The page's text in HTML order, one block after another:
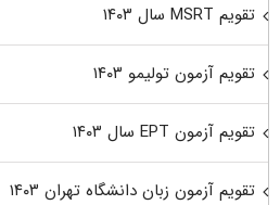
تقویم MSRT سال ۱۴۰۳
تقویم آزمون تولیمو ۱۴۰۳
تقویم آزمون EPT سال ۱۴۰۳
تقویم آزمون زبان دانشگاه تهران ۱۴۰۳